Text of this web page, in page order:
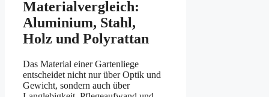
Materialvergleich:
Aluminium, Stahl,
Holz und Polyrattan
Das Material einer Gartenliege
entscheidet nicht nur über Optik und
Gewicht, sondern auch über